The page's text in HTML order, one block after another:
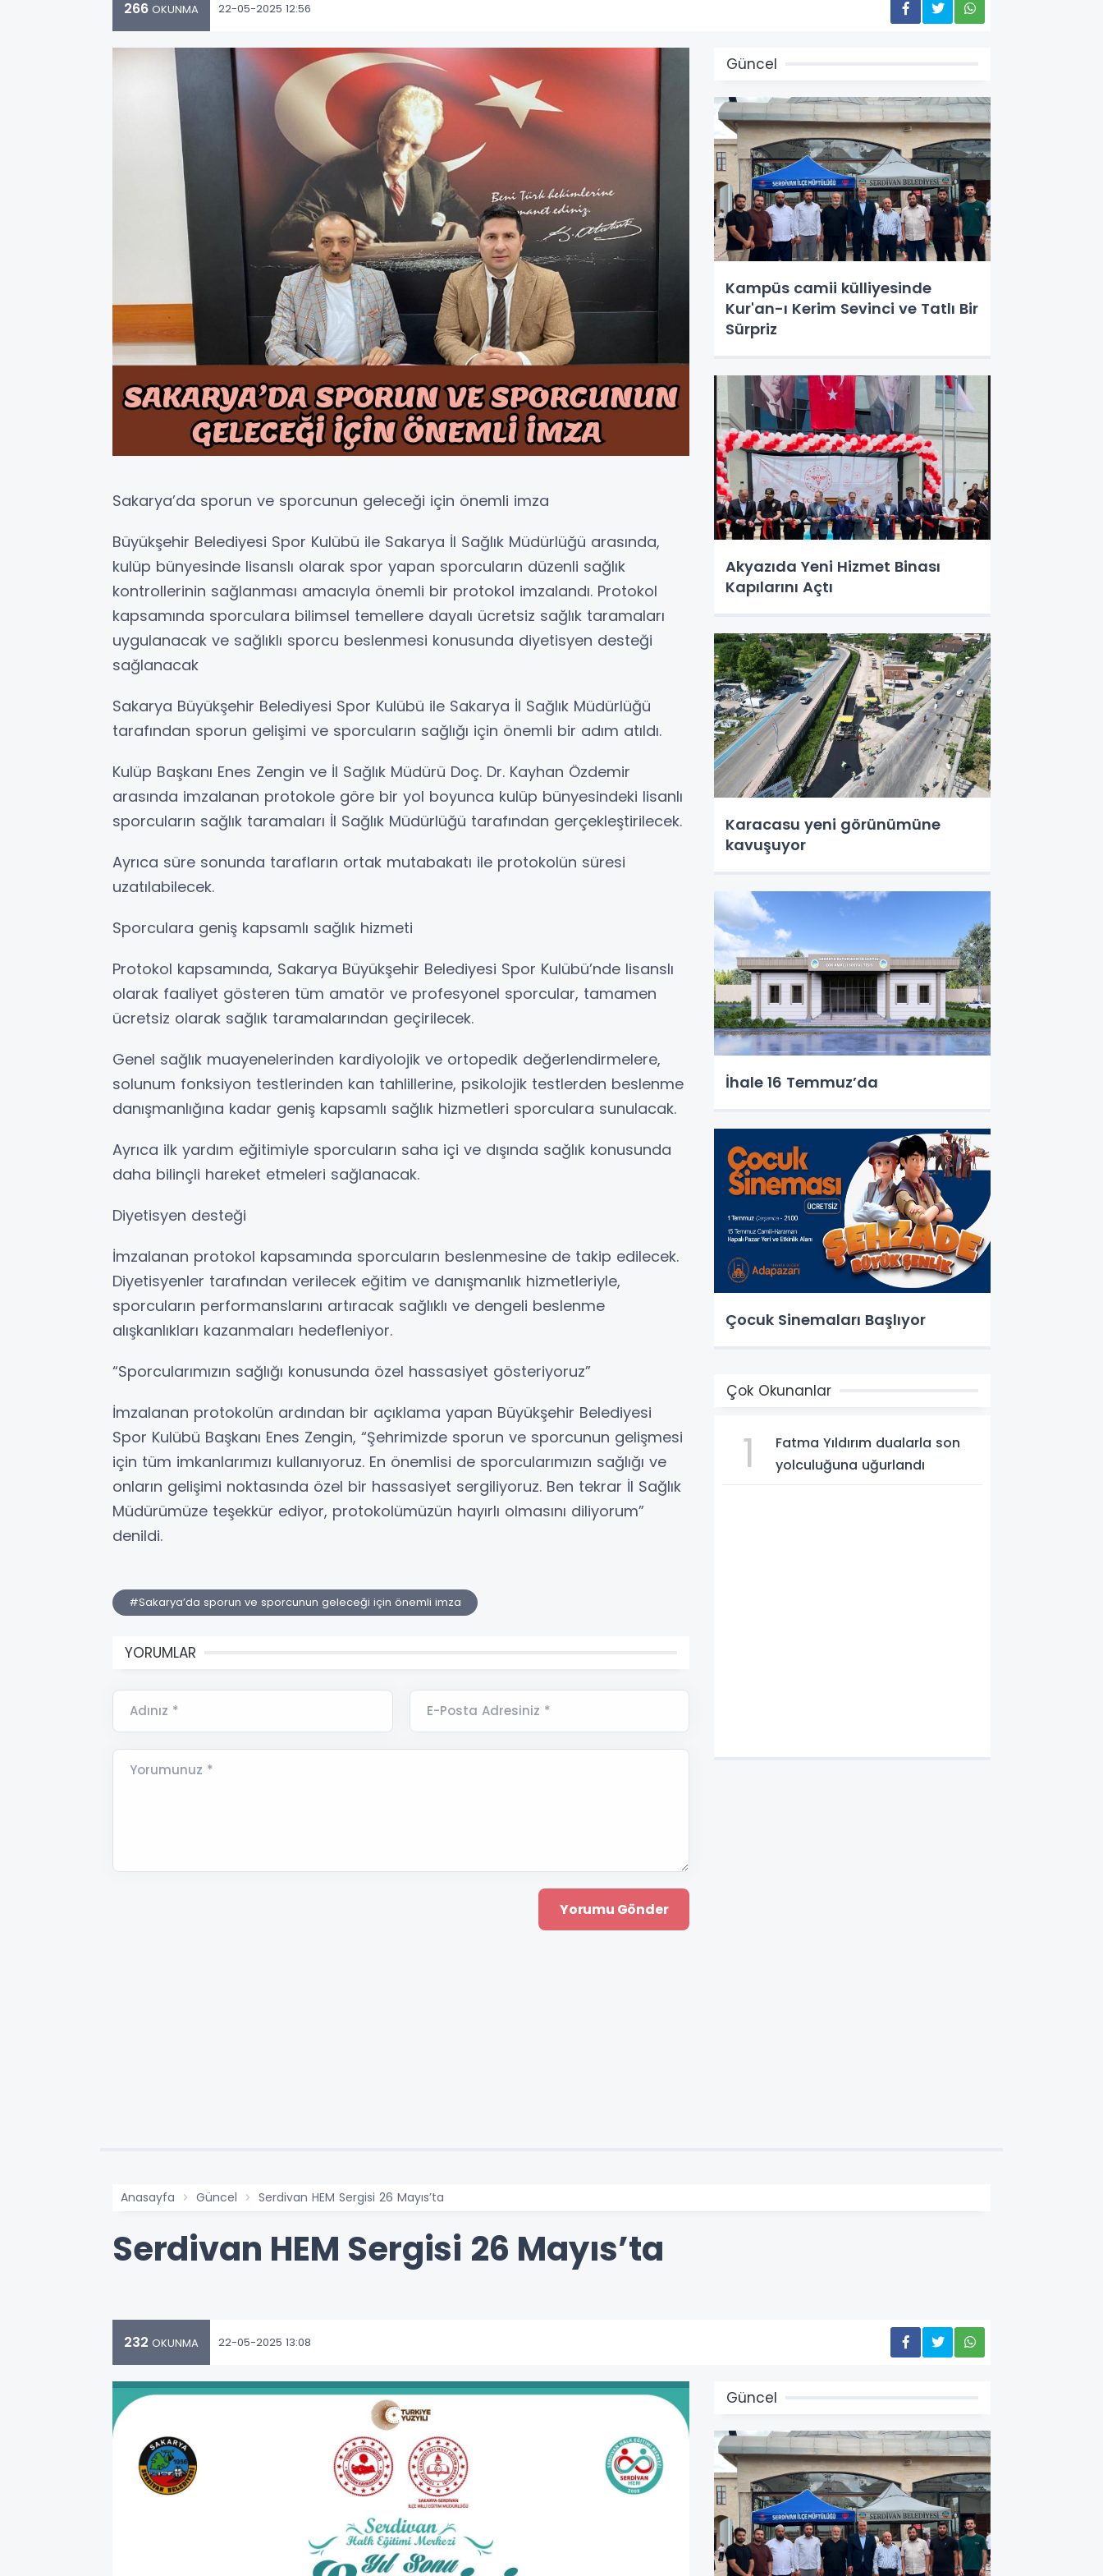
266 OKUNMA 22-05-2025 12:56
Sakarya’da sporun ve sporcunun geleceği için önemli imza
Büyükşehir Belediyesi Spor Kulübü ile Sakarya İl Sağlık Müdürlüğü arasında,
kulüp bünyesinde lisanslı olarak spor yapan sporcuların düzenli sağlık
kontrollerinin sağlanması amacıyla önemli bir protokol imzalandı. Protokol
kapsamında sporculara bilimsel temellere dayalı ücretsiz sağlık taramaları
uygulanacak ve sağlıklı sporcu beslenmesi konusunda diyetisyen desteği
sağlanacak
Sakarya Büyükşehir Belediyesi Spor Kulübü ile Sakarya İl Sağlık Müdürlüğü
tarafından sporun gelişimi ve sporcuların sağlığı için önemli bir adım atıldı.
Kulüp Başkanı Enes Zengin ve İl Sağlık Müdürü Doç. Dr. Kayhan Özdemir
arasında imzalanan protokole göre bir yol boyunca kulüp bünyesindeki lisanlı
sporcuların sağlık taramaları İl Sağlık Müdürlüğü tarafından gerçekleştirilecek.
Ayrıca süre sonunda tarafların ortak mutabakatı ile protokolün süresi
uzatılabilecek.
Sporculara geniş kapsamlı sağlık hizmeti
Protokol kapsamında, Sakarya Büyükşehir Belediyesi Spor Kulübü’nde lisanslı
olarak faaliyet gösteren tüm amatör ve profesyonel sporcular, tamamen
ücretsiz olarak sağlık taramalarından geçirilecek.
Genel sağlık muayenelerinden kardiyolojik ve ortopedik değerlendirmelere,
solunum fonksiyon testlerinden kan tahlillerine, psikolojik testlerden beslenme
danışmanlığına kadar geniş kapsamlı sağlık hizmetleri sporculara sunulacak.
Ayrıca ilk yardım eğitimiyle sporcuların saha içi ve dışında sağlık konusunda
daha bilinçli hareket etmeleri sağlanacak.
Diyetisyen desteği
İmzalanan protokol kapsamında sporcuların beslenmesine de takip edilecek.
Diyetisyenler tarafından verilecek eğitim ve danışmanlık hizmetleriyle,
sporcuların performanslarını artıracak sağlıklı ve dengeli beslenme
alışkanlıkları kazanmaları hedefleniyor.
“Sporcularımızın sağlığı konusunda özel hassasiyet gösteriyoruz”
İmzalanan protokolün ardından bir açıklama yapan Büyükşehir Belediyesi
Spor Kulübü Başkanı Enes Zengin, “Şehrimizde sporun ve sporcunun gelişmesi
için tüm imkanlarımızı kullanıyoruz. En önemlisi de sporcularımızın sağlığı ve
onların gelişimi noktasında özel bir hassasiyet sergiliyoruz. Ben tekrar İl Sağlık
Müdürümüze teşekkür ediyor, protokolümüzün hayırlı olmasını diliyorum”
denildi.
#Sakarya’da sporun ve sporcunun geleceği için önemli imza
YORUMLAR
Adınız * E-Posta Adresiniz *
Yorumunuz *
Güncel
Kampüs camii külliyesinde
Kur'an-ı Kerim Sevinci ve Tatlı Bir
Sürpriz
Akyazıda Yeni Hizmet Binası
Kapılarını Açtı
Karacasu yeni görünümüne
kavuşuyor
İhale 16 Temmuz’da
Çocuk Sinemaları Başlıyor
Çok Okunanlar
1
Fatma Yıldırım dualarla son
yolculuğuna uğurlandı
Anasayfa Güncel Serdivan HEM Sergisi 26 Mayıs’ta
Serdivan HEM Sergisi 26 Mayıs’ta
232 OKUNMA 22-05-2025 13:08
Güncel